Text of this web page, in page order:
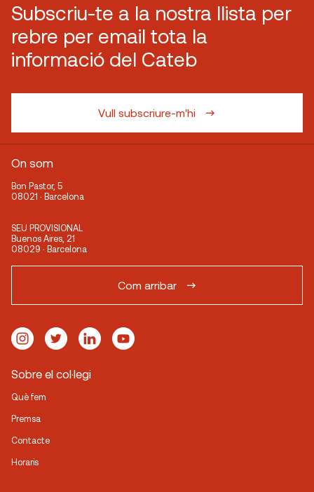
Subscriu-te a la nostra llista per
rebre per email tota la
informació del Cateb
Vull subscriure-m'hi
On som
Bon Pastor, 5
08021 · Barcelona
SEU PROVISIONAL
Buenos Aires, 21
08029 · Barcelona
Com arribar
Sobre el col·legi
Què fem
Premsa
Contacte
Horaris